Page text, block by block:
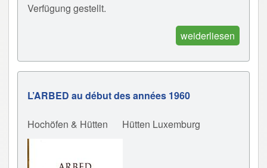
Verfügung gestellt.
weiderliesen
L’ARBED au début des années 1960
Hochöfen & Hütten Hütten Luxemburg